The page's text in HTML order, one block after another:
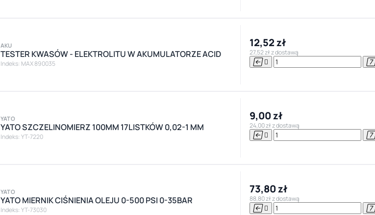
AKU
TESTER KWASÓW - ELEKTROLITU W AKUMULATORZE ACID
Indeks: MAX 890035
12,52 zł
27,52 zł z dostawą
 
YATO
YATO SZCZELINOMIERZ 100MM 17LISTKÓW 0,02-1 MM
Indeks: YT-7220
9,00 zł
24,00 zł z dostawą
 
YATO
YATO MIERNIK CIŚNIENIA OLEJU 0-500 PSI 0-35BAR
Indeks: YT-73030
73,80 zł
88,80 zł z dostawą
 